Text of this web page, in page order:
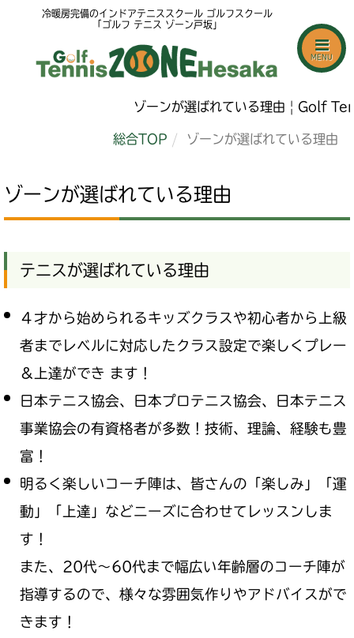
冷暖房完備のインドアテニススクール ゴルフスクール
「ゴルフ テニス ゾーン戸坂」
ゾーンが選ばれている理由 | Golf
総合TOP ゾーンが選ばれている理由
ゾーンが選ばれている理由
テニスが選ばれている理由
４才から始められるキッズクラスや初心者から上級
者までレベルに対応したクラス設定で楽しくプレー
＆上達ができ ます！
日本テニス協会、日本プロテニス協会、日本テニス
事業協会の有資格者が多数！技術、理論、経験も豊
富！
明るく楽しいコーチ陣は、皆さんの「楽しみ」「運
動」「上達」などニーズに合わせてレッスンしま
す！
また、20代～60代まで幅広い年齢層のコーチ陣が
指導するので、様々な雰囲気作りやアドバイスがで
きます！
MENU